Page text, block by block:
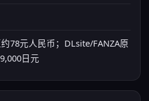
78元人民币；DLsite/FANZA原
日元